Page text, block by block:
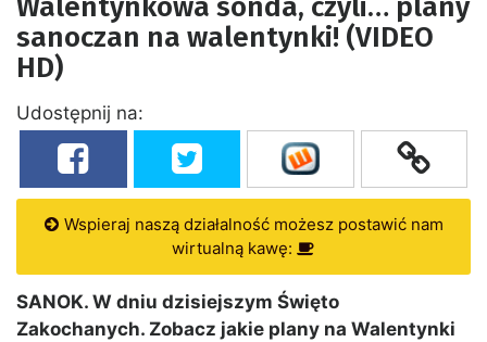
sanoczan na walentynki! (VIDEO
HD)
Udostępnij na:
Wspieraj naszą działalność możesz postawić nam
wirtualną kawę:
SANOK. W dniu dzisiejszym Święto
Zakochanych. Zobacz jakie plany na Walentynki